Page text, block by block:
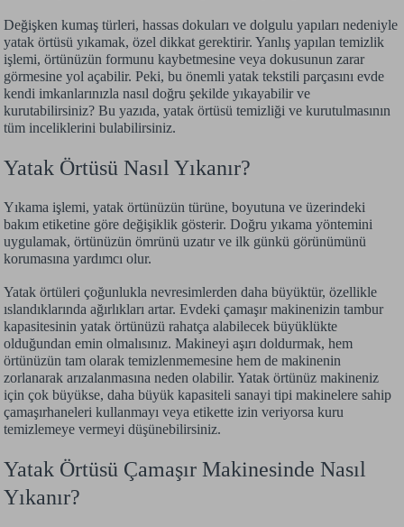
Değişken kumaş türleri, hassas dokuları ve dolgulu yapıları nedeniyle
yatak örtüsü yıkamak, özel dikkat gerektirir. Yanlış yapılan temizlik
işlemi, örtünüzün formunu kaybetmesine veya dokusunun zarar
görmesine yol açabilir. Peki, bu önemli yatak tekstili parçasını evde
kendi imkanlarınızla nasıl doğru şekilde yıkayabilir ve
kurutabilirsiniz? Bu yazıda, yatak örtüsü temizliği ve kurutulmasının
tüm inceliklerini bulabilirsiniz.
Yatak Örtüsü Nasıl Yıkanır?
Yıkama işlemi, yatak örtünüzün türüne, boyutuna ve üzerindeki
bakım etiketine göre değişiklik gösterir. Doğru yıkama yöntemini
uygulamak, örtünüzün ömrünü uzatır ve ilk günkü görünümünü
korumasına yardımcı olur.
Yatak örtüleri çoğunlukla nevresimlerden daha büyüktür, özellikle
ıslandıklarında ağırlıkları artar. Evdeki çamaşır makinenizin tambur
kapasitesinin yatak örtünüzü rahatça alabilecek büyüklükte
olduğundan emin olmalısınız. Makineyi aşırı doldurmak, hem
örtünüzün tam olarak temizlenmemesine hem de makinenin
zorlanarak arızalanmasına neden olabilir. Yatak örtünüz makineniz
için çok büyükse, daha büyük kapasiteli sanayi tipi makinelere sahip
çamaşırhaneleri kullanmayı veya etikette izin veriyorsa kuru
temizlemeye vermeyi düşünebilirsiniz.
Yatak Örtüsü Çamaşır Makinesinde Nasıl
Yıkanır?